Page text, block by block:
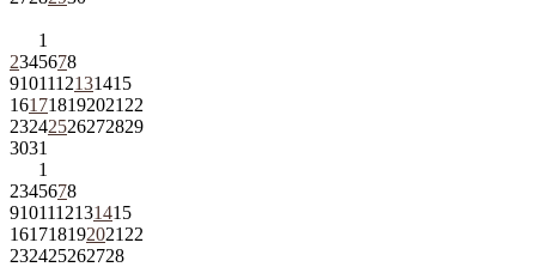
1
2345678
9101112131415
161718192021 22
23242526272829
3031
1
2345678
9101112131415
161718192021 22
232425262728